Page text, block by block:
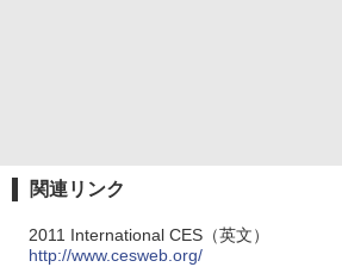
関連リンク
2011 International CES（英文）
http://www.cesweb.org/